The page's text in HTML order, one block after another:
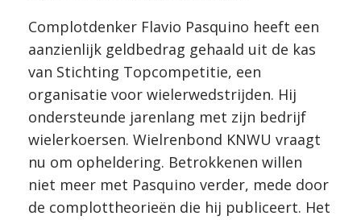
Complotdenker Flavio Pasquino heeft een
aanzienlijk geldbedrag gehaald uit de kas
van Stichting Topcompetitie, een
organisatie voor wielerwedstrijden. Hij
ondersteunde jarenlang met zijn bedrijf
wielerkoersen. Wielrenbond KNWU vraagt
nu om opheldering. Betrokkenen willen
niet meer met Pasquino verder, mede door
de complottheorieën die hij publiceert. Het